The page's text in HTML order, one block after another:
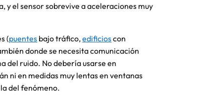
y el sensor sobrevive a aceleraciones muy
(puentes bajo tráfico,edificioscon
donde se necesita comunicación
del ruido. No debería usarse en
ni en medidas muy lentas en ventanas
del fenómeno.